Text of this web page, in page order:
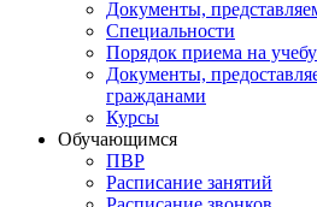
Документы,
Специальности
Порядок приема на
Документы,
гражданами
Курсы
Обучающимся
ПВР
Расписание занятий